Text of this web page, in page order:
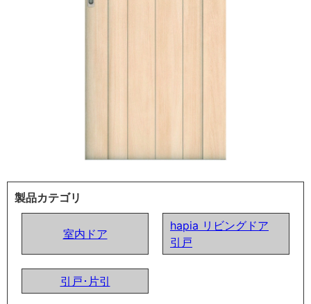
製品カテゴリ
室内ドア
hapia リビングドア
引戸
引戸･片引